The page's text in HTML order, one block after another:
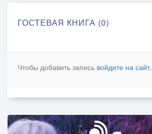
ГОСТЕВАЯ КНИГА (0)
Чтобы добавить запись войдите на сайт.